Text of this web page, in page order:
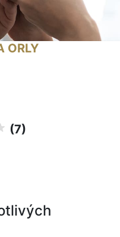
ORLY
(7)